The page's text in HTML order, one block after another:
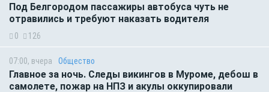
Под Белгородом пассажиры автобуса чуть не
отравились и требуют наказать водителя
0 126
07:00, вчера Общество
Главное за ночь. Следы викингов в Муроме, дебош в
самолете, пожар на НПЗ и акулы оккупировали